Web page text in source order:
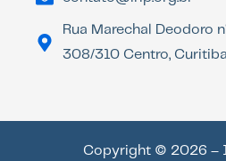
Rua Marechal Deodoro
308/310 Centro,
Copyright © 2026 –